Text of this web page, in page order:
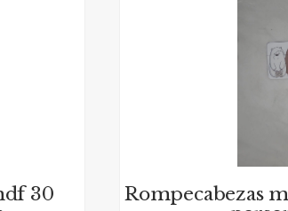
30
Rompecabezas